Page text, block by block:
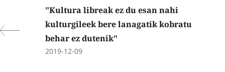
"Kultura libreak ez du esan nahi
kulturgileek bere lanagatik kobratu
behar ez dutenik"
2019-12-09